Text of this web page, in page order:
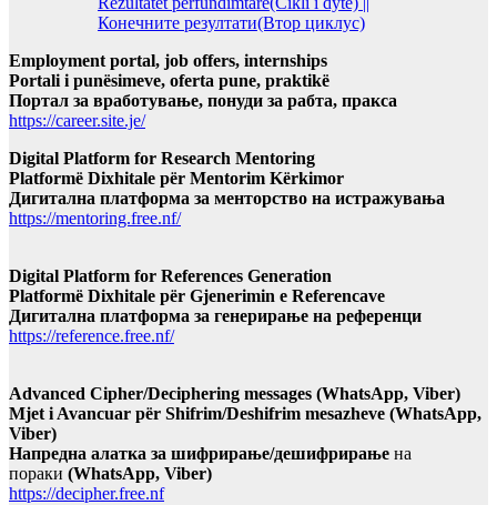
Конечните резултати(Втор циклус)
Employment portal, job offers, internships
Portali i punësimeve, oferta pune, praktikë
Портал за вработување, понуди за рабта, пракса
https://career.site.je/
Digital Platform for Research Mentoring
Platformë Dixhitale për Mentorim Kërkimor
Дигитална платформа за менторство на истражувања
https://mentoring.free.nf/
Digital Platform for References Generation
Platformë Dixhitale për Gjenerimin e Referencave
Дигитална платформа за генерирање на референци
https://reference.free.nf/
Advanced Cipher/Deciphering messages (WhatsApp, Viber)
Mjet i Avancuar për Shifrim/Deshifrim mesazheve (WhatsApp,
Viber)
Напредна алатка за шифрирање/дешифрирање на
пораки (WhatsApp, Viber)
https://decipher.free.nf